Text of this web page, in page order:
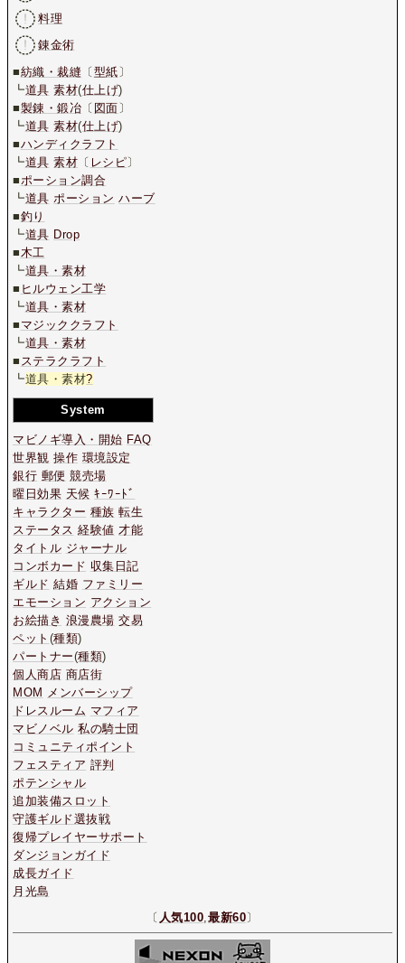
料理
錬金術
■紡織・裁縫 〔 型紙 〕
┗道具 素材(仕上げ)
■製錬・鍛冶 〔 図面 〕
┗道具 素材(仕上げ)
■ハンディクラフト
┗道具 素材 〔 レシピ〕
■ポーション調合
┗道具 ポーション ハーブ
■釣り
┗道具 Drop
■木工
┗道具・素材
■ ヒルウェン工学
┗道具・素材
■ マジッククラフト
┗道具・素材
■ ステラクラフト
┗道具・素材?
System
マビノギ導入・開始 FAQ
世界観 操作 環境設定
銀行 郵便 競売場
曜日効果 天候 ｷｰﾜｰﾄﾞ
キャラクター 種族 転生
ステータス 経験値 才能
タイトル ジャーナル
コンボカード 収集日記
ギルド 結婚 ファミリー
エモーション アクション
お絵描き 浪漫農場 交易
ペット (種類)
パートナー(種類)
個人商店 商店街
MOM メンバーシップ
ドレスルーム マフィア
マビノベル 私の騎士団
コミュニティポイント
フェスティア 評判
ポテンシャル
追加装備スロット
守護ギルド選抜戦
復帰プレイヤーサポート
ダンジョンガイド
成長ガイド
月光島
〔 人気100 ,最新60〕